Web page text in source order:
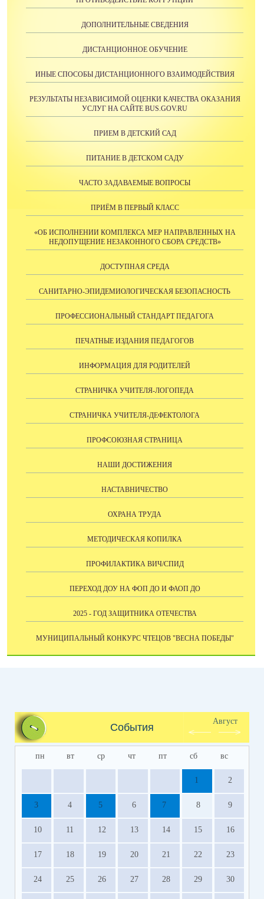
ДОПОЛНИТЕЛЬНЫЕ СВЕДЕНИЯ
ДИСТАНЦИОННОЕ ОБУЧЕНИЕ
ИНЫЕ СПОСОБЫ ДИСТАНЦИОННОГО ВЗАИМОДЕЙСТВИЯ
РЕЗУЛЬТАТЫ НЕЗАВИСИМОЙ ОЦЕНКИ КАЧЕСТВА ОКАЗАНИЯ
УСЛУГ НА САЙТE BUS.GOV.RU
ПРИЕМ В ДЕТСКИЙ САД
ПИТАНИЕ В ДЕТСКОМ САДУ
ЧАСТО ЗАДАВАЕМЫЕ ВОПРОСЫ
ПРИЁМ В ПЕРВЫЙ КЛАСС
«ОБ ИСПОЛНЕНИИ КОМПЛЕКСА МЕР НАПРАВЛЕННЫХ НА
НЕДОПУЩЕНИЕ НЕЗАКОННОГО СБОРА СРЕДСТВ»
ДОСТУПНАЯ СРЕДА
САНИТАРНО-ЭПИДЕМИОЛОГИЧЕСКАЯ БЕЗОПАСНОСТЬ
ПРОФЕССИОНАЛЬНЫЙ СТАНДАРТ ПЕДАГОГА
ПЕЧАТНЫЕ ИЗДАНИЯ ПЕДАГОГОВ
ИНФОРМАЦИЯ ДЛЯ РОДИТЕЛЕЙ
СТРАНИЧКА УЧИТЕЛЯ-ЛОГОПЕДА
СТРАНИЧКА УЧИТЕЛЯ-ДЕФЕКТОЛОГА
ПРОФСОЮЗНАЯ СТРАНИЦА
НАШИ ДОСТИЖЕНИЯ
НАСТАВНИЧЕСТВО
ОХРАНА ТРУДА
МЕТОДИЧЕСКАЯ КОПИЛКА
ПРОФИЛАКТИКА ВИЧ/СПИД
ПЕРЕХОД ДОУ НА ФОП ДО И ФАОП ДО
2025 - ГОД ЗАЩИТНИКА ОТЕЧЕСТВА
МУНИЦИПАЛЬНЫЙ КОНКУРС ЧТЕЦОВ "ВЕСНА ПОБЕДЫ"
События
Август
пн вт ср чт пт сб вс
1 2
3 4 5 6 7 8 9
10 11 12 13 14 15 16
17 18 19 20 21 22 23
24 25 26 27 28 29 30